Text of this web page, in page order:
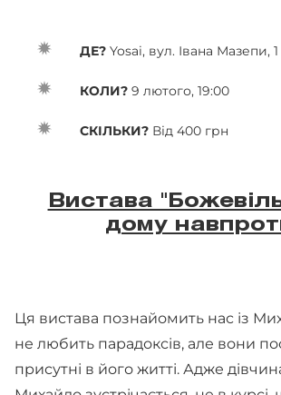
ДЕ? Yosai, вул. Івана Мазепи, 1
КОЛИ? 9 лютого, 19:00
СКІЛЬКИ? Від 400 грн
Вистава
дому
Ця вистава познайомить нас із
не любить парадоксів, але вони
присутні в його житті. Адже